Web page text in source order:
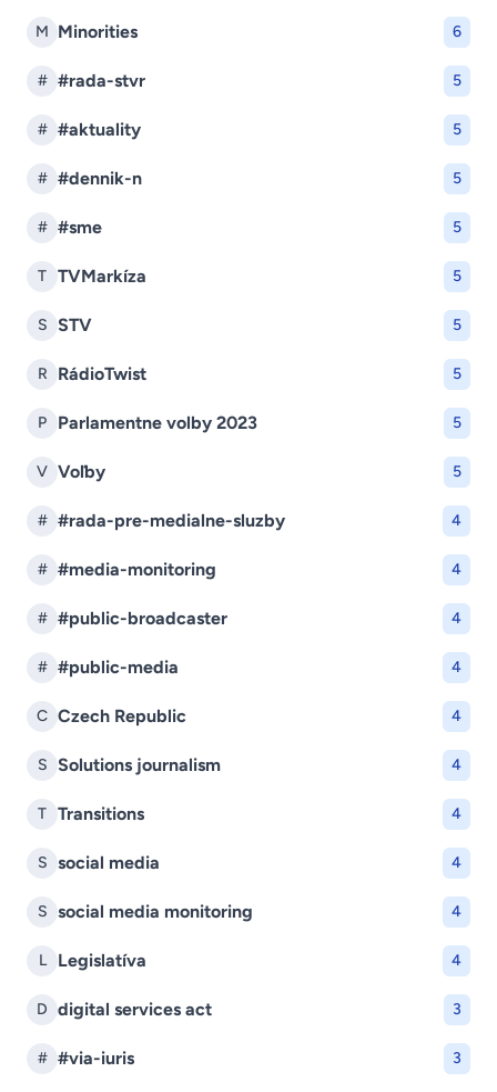
M Minorities 6
# #rada-stvr 5
# #aktuality 5
# #dennik-n 5
# #sme 5
T TVMarkíza 5
S STV 5
R RádioTwist 5
P Parlamentne volby 2023 5
V Voľby 5
# #rada-pre-medialne-sluzby 4
# #media-monitoring 4
# #public-broadcaster 4
# #public-media 4
C Czech Republic 4
S Solutions journalism 4
T Transitions 4
S social media 4
S social media monitoring 4
L Legislatíva 4
D digital services act 3
# #via-iuris 3